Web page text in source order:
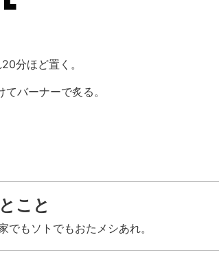
分ほど置く。
バーナーで炙る。
こと
もソトでもおたメシあれ。